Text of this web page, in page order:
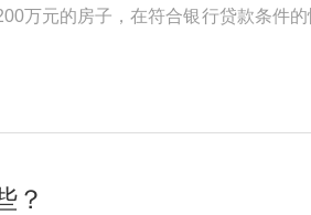
万元的房子，在符合银行贷款条件
？